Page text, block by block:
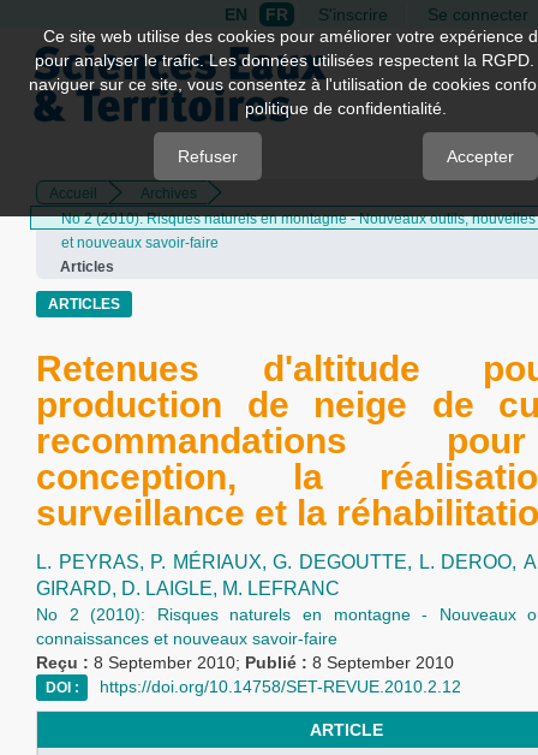
Quick
jump
page
Main
Navigation
Main
Content
Sidebar
EN FR S'inscrire Se connecter
Accueil
Archives
No 2 (2010): Risques naturels en montagne - Nouveaux outils,
et nouveaux savoir-faire
Articles
ARTICLES
Retenues d'altitude
production de neige de
recommandations
conception, la
surveillance et la
L. PEYRAS, P. MÉRIAUX,G. DEGOUTTE, L. DEROO,
GIRARD, D. LAIGLE, M. LEFRANC
No 2 (2010): Risques naturels en montagne - Nouveaux
connaissances et nouveaux savoir-faire
Reçu : 8 September 2010; Publié : 8 September 2010
DOI : https://doi.org/10.14758/SET-REVUE.2010.2.12
ARTICLE
Ce site web utilise des cookies pour améliorer votre expérience
pour analyser le trafic. Les données utilisées respectent la
naviguer sur ce site, vous consentez à l'utilisation de cookies
politique de confidentialité.
Refuser Accepter